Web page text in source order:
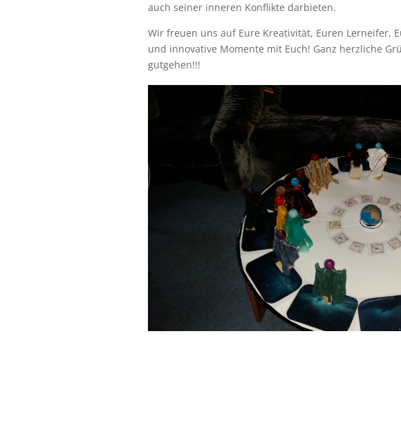
auch seiner inneren Konflikte darbieten.
Wir freuen uns auf Eure Kreativität, Euren Lerneifer,
und innovative Momente mit Euch! Ganz herzliche
gutgehen!!!